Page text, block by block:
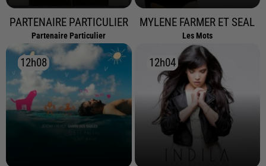
PARTENAIRE PARTICULIER
Partenaire Particulier
MYLENE FARMER ET SEAL
Les Mots
12h08
12h08 12h04
12h04